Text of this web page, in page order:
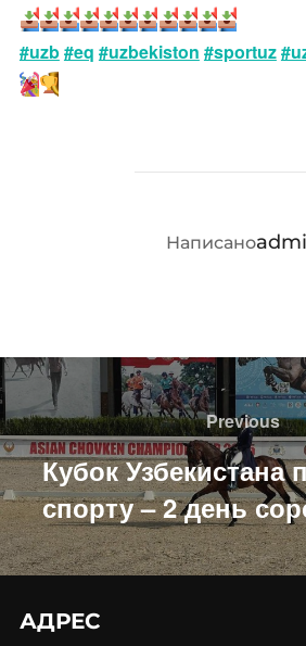
#uzb#eq #uzbekiston #sportuz
АВТОР
Написано
Навигация
по
записям
Previous
Кубок Узбекистана
спорту – 2 день
АДРЕС